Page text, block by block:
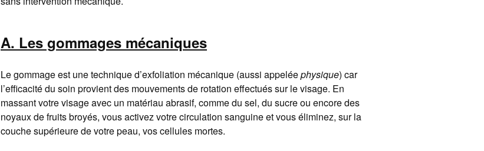
A. Les gommages mécaniques
Le gommage est une technique d’exfoliation mécanique (aussi appeléephysique) car
l’efficacité du soin provient des mouvements de rotation effectués sur le visage. En
massant votre visage avec un matériau abrasif, comme du sel, du sucre ou encore des
noyaux de fruits broyés, vous activez votre circulation sanguine et vous éliminez, sur la
couche supérieure de votre peau, vos cellules mortes.